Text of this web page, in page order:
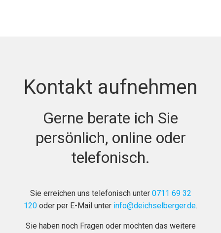
Kontakt aufnehmen
Gerne berate ich Sie
persönlich, online oder
telefonisch.
Sie erreichen uns telefonisch unter 0711 69 32
120 oder per E-Mail unter info@deichselberger.de.
Sie haben noch Fragen oder möchten das weitere